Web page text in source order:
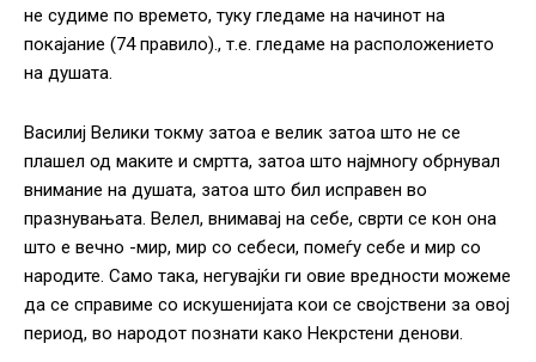
не судиме по времето, туку гледаме на начинот на
покајание (74 правило)., т.е. гледаме на расположението
на душата.
Василиј Велики токму затоа е велик затоа што не се
плашел од маките и смртта, затоа што најмногу обрнувал
внимание на душата, затоа што бил исправен во
празнувањата. Велел, внимавај на себе, сврти се кон она
што е вечно -мир, мир со себеси, помеѓу себе и мир со
народите. Само така, негувајќи ги овие вредности можеме
да се справиме со искушенијата кои се својствени за овој
период, во народот познати како Некрстени денови.